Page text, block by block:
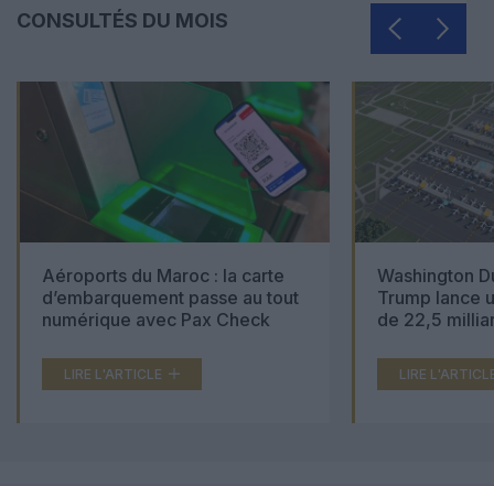
CONSULTÉS DU MOIS
Aéroports du Maroc : la carte
d’embarquement passe au tout
numérique avec Pax Check
LIRE L'ARTICLE
Washington
Trump lance
de 22,5
LIRE